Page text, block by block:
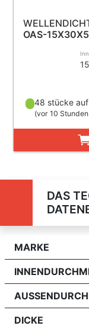
OAS-
15
48 stücke
(vor 10 Stunden
DAS
MARKE
DICKE